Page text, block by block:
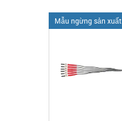
Mẫu ngừng sản xuất